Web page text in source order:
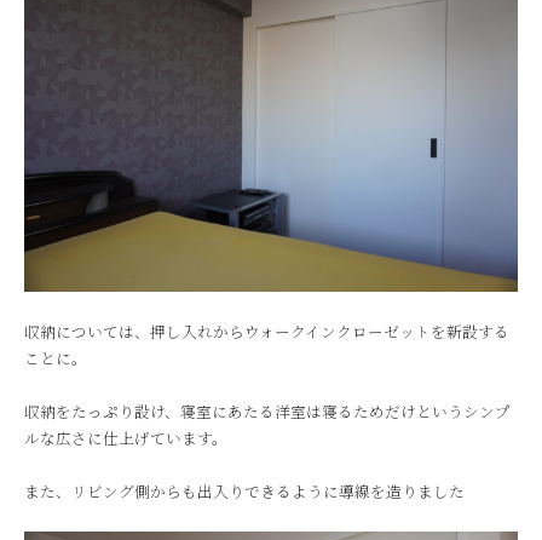
収納については、押し入れからウォークインクローゼットを新設する
ことに。
収納をたっぷり設け、寝室にあたる洋室は寝るためだけというシンプ
ルな広さに仕上げています。
また、リビング側からも出入りできるように導線を造りました